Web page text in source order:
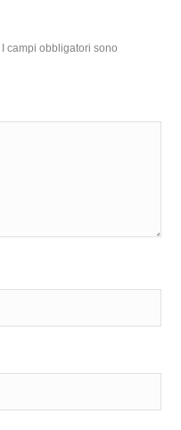
I campi obbligatori sono